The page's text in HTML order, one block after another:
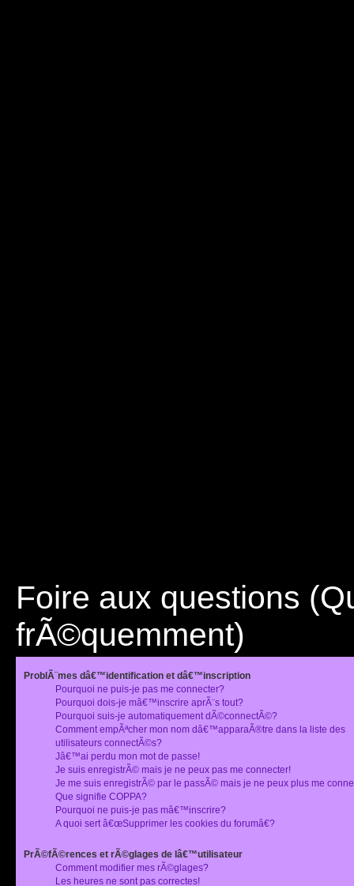
Foire aux questions
frÃ©quemment)
ProblÃ¨mes dâ€™identification et dâ€™inscription
Pourquoi ne puis-je pas me connecter?
Pourquoi dois-je mâ€™inscrire aprÃ¨s tout?
Pourquoi suis-je automatiquement dÃ©connectÃ©?
Comment empÃªcher mon nom dâ€™apparaÃ®tre dans la liste des
utilisateurs connectÃ©s?
Jâ€™ai perdu mon mot de passe!
Je suis enregistrÃ© mais je ne peux pas me connecter!
Je me suis enregistrÃ© par le passÃ© mais je ne peux plus me
Que signifie COPPA?
Pourquoi ne puis-je pas mâ€™inscrire?
A quoi sert â€œSupprimer les cookies du forumâ€?
PrÃ©fÃ©rences et rÃ©glages de lâ€™utilisateur
Comment modifier mes rÃ©glages?
Les heures ne sont pas correctes!